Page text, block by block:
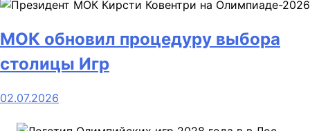
МОК обновил процедуру выбора
столицы Игр
02.07.2026